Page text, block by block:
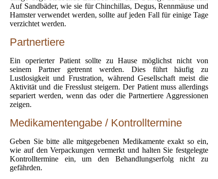
Auf Sandbäder, wie sie für Chinchillas, Degus, Rennmäuse und
Hamster verwendet werden, sollte auf jeden Fall für einige Tage
verzichtet werden.
Partnertiere
Ein operierter Patient sollte zu Hause möglichst nicht von
seinem Partner getrennt werden. Dies führt häufig zu
Lustlosigkeit und Frustration, während Gesellschaft meist die
Aktivität und die Fresslust steigern. Der Patient muss allerdings
separiert werden, wenn das oder die Partnertiere Aggressionen
zeigen.
Medikamentengabe / Kontrolltermine
Geben Sie bitte alle mitgegebenen Medikamente exakt so ein,
wie auf den Verpackungen vermerkt und halten Sie festgelegte
Kontrolltermine ein, um den Behandlungserfolg nicht zu
gefährden.